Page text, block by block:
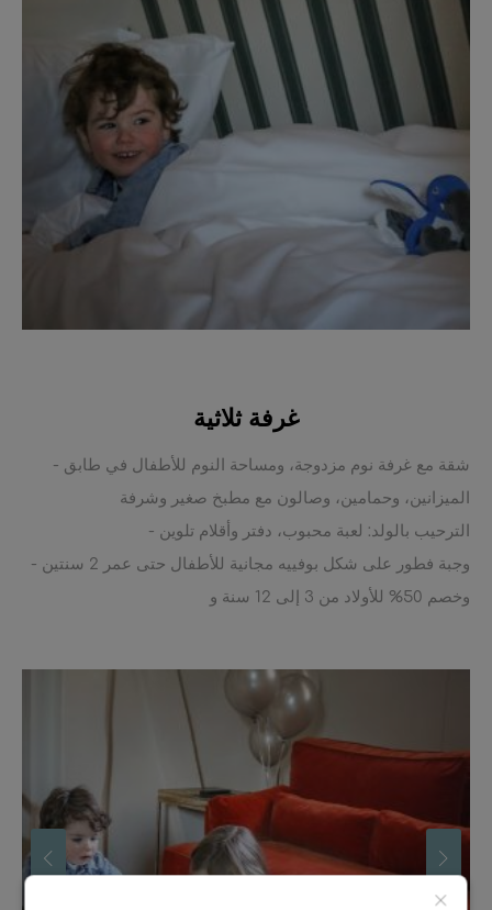
غرفة ثلاثية
- شقة مع غرفة نوم مزدوجة، ومساحة النوم للأطفال في طابق
الميزانين، وحمامين، وصالون مع مطبخ صغير وشرفة
- الترحيب بالولد: لعبة محبوب، دفتر وأقلام تلوين
- وجبة فطور على شكل بوفييه مجانية للأطفال حتى عمر 2 سنتين
وخصم 50% للأولاد من 3 إلى 12 سنة و